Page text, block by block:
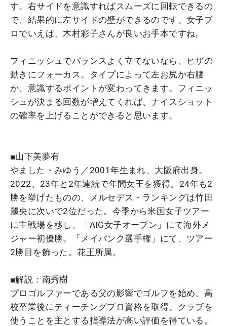
す。右サイドを意識すればスムーズに回転できるの
で、結果的に左サイドの壁ができるのです。女子プ
ロでいえば、木村彩子さんが良いお手本ですね。
フィニッシュでバランスよく立てないなら、ヒザの
動きにフォーカス。タイプによって左お尻か右腰
か、意識するポイントが変わってきます。フィニッ
シュが決まる回数が増えてくれば、ナイスショット
の確率を上げることができると思います。
■山下美夢有
やました・みゆう／2001年生まれ、大阪府出身。
2022、23年と2年連続で年間女王を獲得。24年も2
勝を挙げたものの、メルセデス・ランキングは竹田
麗央に次いで2位だった。今季から米国女子ツアー
に主戦場を移し、「AIG女子オープン」にて海外メ
ジャー初優勝。
「メイバンク選手権」にて、ツアー
2勝目を飾った。花王所属。
■解説：南秀樹
プロゴルファーである父の影響でゴルフを始め、高
校卒業後にティーチングプロ資格を取得。クラブを
使うことを主とする指導法が高い評価を得ている。